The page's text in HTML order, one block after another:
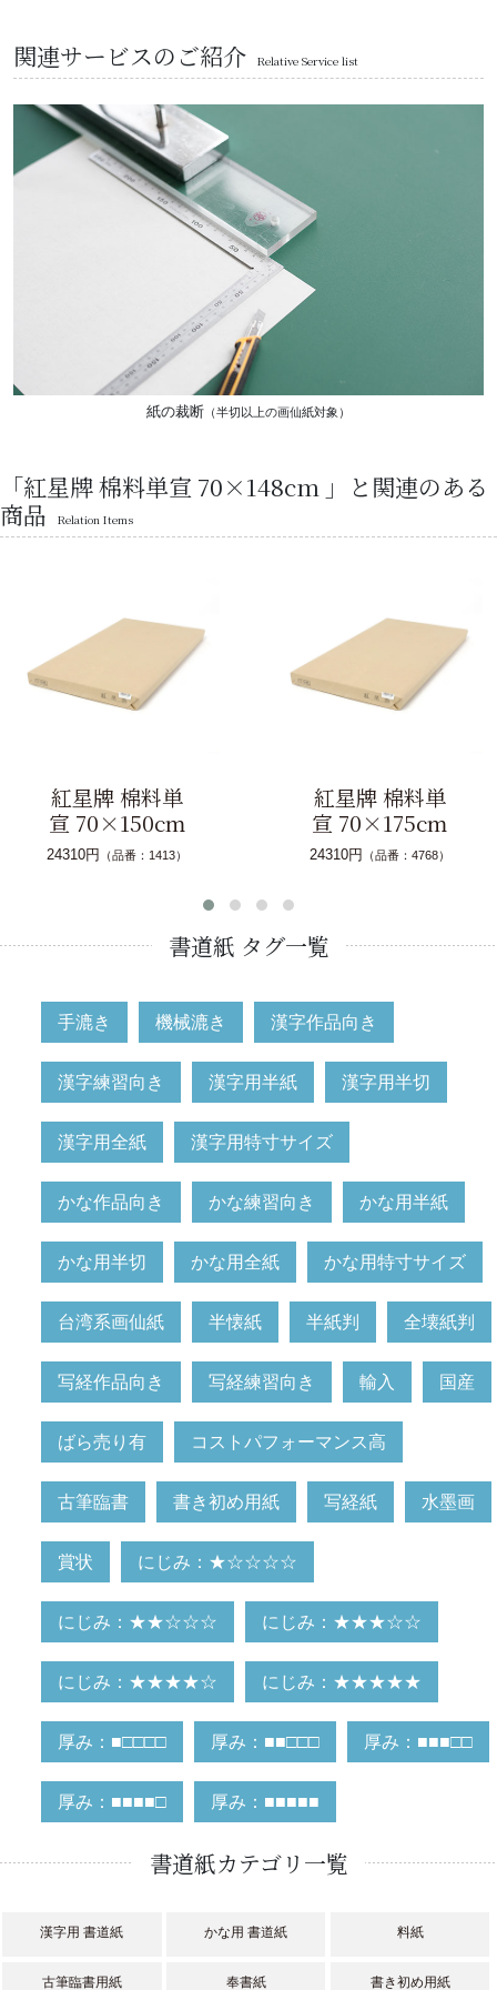
関連サービスのご紹介 Relative Service list
紙の裁断 （半切以上の画仙紙対象）
「紅星牌 棉料単宣 70×148cm 」と関連のある
商品
Relation Items
紅星牌 棉料単
宣 70×150cm
24310円 （品番：1413）
紅星牌 棉料単
宣 70×175cm
24310円 （品番：4768）
書道紙 タグ一覧
手漉き 機械漉き 漢字作品向き
漢字練習向き 漢字用半紙 漢字用半切
漢字用全紙 漢字用特寸サイズ
かな作品向き かな練習向き かな用半紙
かな用半切 かな用全紙 かな用特寸サイズ
台湾系画仙紙 半懐紙 半紙判 全壊紙判
写経作品向き 写経練習向き 輸入 国産
ばら売り有 コストパフォーマンス高
古筆臨書 書き初め用紙 写経紙 水墨画
賞状 にじみ：★☆☆☆☆
にじみ：★★☆☆☆ にじみ：★★★☆☆
にじみ：★★★★☆ にじみ：★★★★★
厚み：■□□□□ 厚み：■■□□□ 厚み：■■■□□
厚み：■■■■□ 厚み：■■■■■
書道紙カテゴリ一覧
漢字用 書道紙 かな用 書道紙 料紙
古筆臨書用紙 奉書紙 書き初め用紙